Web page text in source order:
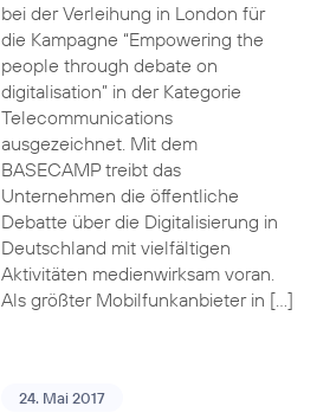
bei der Verleihung in London für
die Kampagne “Empowering the
people through debate on
digitalisation” in der Kategorie
Telecommunications
ausgezeichnet. Mit dem
BASECAMP treibt das
Unternehmen die öffentliche
Debatte über die Digitalisierung in
Deutschland mit vielfältigen
Aktivitäten medienwirksam voran.
Als größter Mobilfunkanbieter in […]
24. Mai 2017